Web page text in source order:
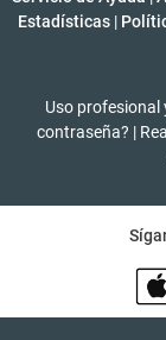
Estadísticas |
Uso profesional
contraseña? |